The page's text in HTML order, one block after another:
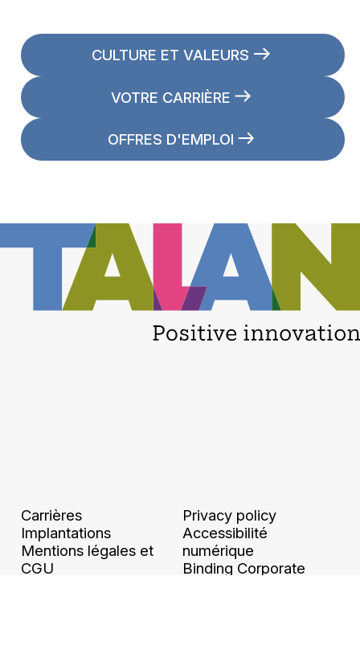
CULTURE ET VALEURS
VOTRE CARRIÈRE
OFFRES D'EMPLOI
Carrières
Implantations
Mentions légales et
CGU
Privacy policy
Accessibilité
numérique
Binding Corporate